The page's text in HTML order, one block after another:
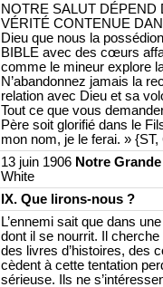
NOTRE SALUT DÉPEND
VÉRITÉ CONTENUE
Dieu que nous la
BIBLE avec des cœurs
comme le mineur explore
N’abandonnez jamais la
relation avec Dieu et sa
Tout ce que vous
Père soit glorifié dans le
mon nom, je le ferai. » {ST,
13 juin 1906 Notre
White
IX. Que lirons-nous ?
L’ennemi sait que dans
dont il se nourrit. Il
des livres d’histoires, des
cèdent à cette tentation
sérieuse. Ils ne